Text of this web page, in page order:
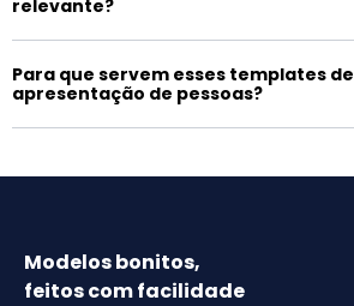
relevante?
Para que servem esses templates de
apresentação de pessoas?
Modelos bonitos,
feitos com facilidade